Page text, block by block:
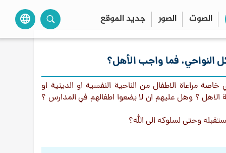
الصوت الصور جديد الموقع language
النواحي، فما واجب الأهل؟
مراعاة الاطفال من الناحية النفسية او الدينية او
؟ وهل عليهم ان لا يضعوا اطفالهم في المدارس ؟
وحتى لسلوكه الى الله؟